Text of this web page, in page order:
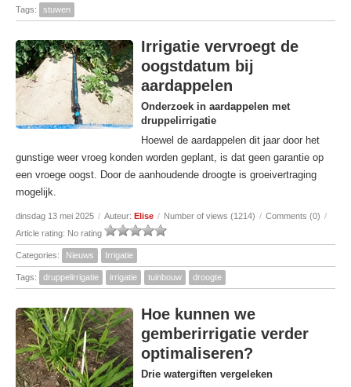
Tags: stuwen
Irrigatie vervroegt de
oogstdatum bij
aardappelen
Onderzoek in aardappelen met
druppelirrigatie
Hoewel de aardappelen dit jaar door het
gunstige weer vroeg konden worden geplant, is dat geen garantie op
een vroege oogst. Door de aanhoudende droogte is groeivertraging
mogelijk.
dinsdag 13 mei 2025 / Auteur: Elise / Number of views (1214) / Comments (0) /
Article rating: No rating
Categories: Nieuws Irrigatie
Tags: druppelirrigatie irrigatie tuinbouw droogte
Hoe kunnen we
gemberirrigatie verder
optimaliseren?
Drie watergiften vergeleken